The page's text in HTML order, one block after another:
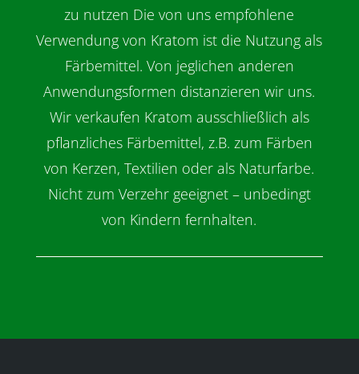
zu nutzen Die von uns empfohlene
Verwendung von Kratom ist die Nutzung als
Färbemittel. Von jeglichen anderen
Anwendungsformen distanzieren wir uns.
Wir verkaufen Kratom ausschließlich als
pflanzliches Färbemittel, z.B. zum Färben
von Kerzen, Textilien oder als Naturfarbe.
Nicht zum Verzehr geeignet – unbedingt
von Kindern fernhalten.